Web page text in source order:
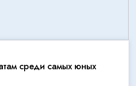
среди самых юных